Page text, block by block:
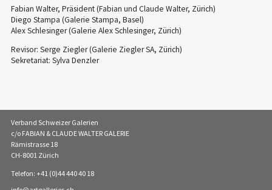
Fabian Walter, Präsident (Fabian und Claude Walter, Zürich)
Diego Stampa (Galerie Stampa, Basel)
Alex Schlesinger (Galerie Alex Schlesinger, Zürich)
Revisor: Serge Ziegler (Galerie Ziegler SA, Zürich)
Sekretariat: Sylva Denzler
Verband Schweizer Galerien
c/o FABIAN & CLAUDE WALTER GALERIE
Rämistrasse 18
CH-8001 Zürich
Telefon: +41 (0)44 440 40 18